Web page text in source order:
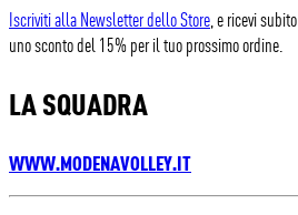
Iscriviti alla Newsletter dello Store , e ricevi subito
uno sconto del 15% per il tuo prossimo ordine.
LA SQUADRA
WWW.MODENAVOLLEY.IT